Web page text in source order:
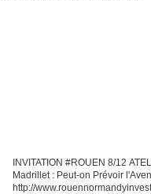
INVITATION #ROUEN 8/12
Madrillet : Peut-on Prévoir
http://